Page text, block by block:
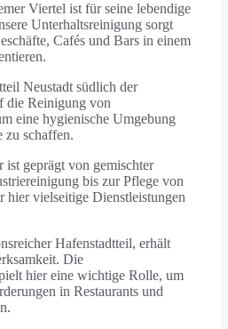
Viertel ist für seine lebendige
Unterhaltsreinigung sorgt
Cafés und Bars in einem
Neustadt südlich der
die Reinigung von
eine hygienische Umgebung
zu schaffen.
ist geprägt von gemischter
bis zur Pflege von
hier vielseitige Dienstleistungen
Hafenstadtteil, erhält
Die
hier eine wichtige Rolle, um
in Restaurants und